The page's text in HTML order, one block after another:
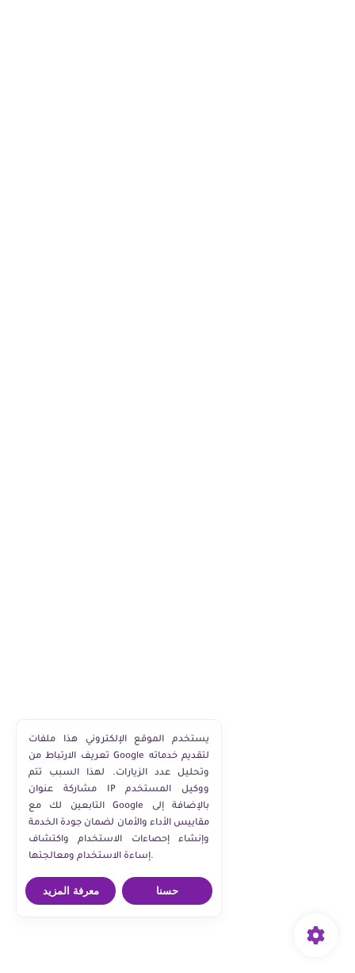
يستخدم الموقع الإلكتروني هذا ملفات
تعريف الارتباط من Google لتقديم خدماته
وتحليل عدد الزيارات. لهذا السبب تتم
مشاركة عنوان IP ووكيل المستخدم
التابعين لك مع Google بالإضافة إلى
مقاييس الأداء والأمان لضمان جودة الخدمة
وإنشاء إحصاءات الاستخدام واكتشاف
إساءة الاستخدام ومعالجتها.
معرفة المزيد حسنا